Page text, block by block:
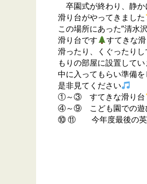
卒園式が終わり、静
滑り台がやってきました
この場所にあった”清水
滑り台です
すてきな
滑ったり、くぐったり
もりの部屋に設置して
中に入ってもらい準備
是非見てください
①～③ すてきな滑り台
④～⑨ こども園での遊
⑩ ⑪ 今年度最後の英